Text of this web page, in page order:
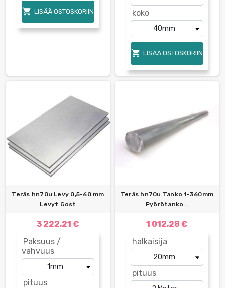
 LISÄÄ OSTOSKORIIN koko
 LISÄÄ OSTOSKORIIN
Teräs hn70u Levy 0,5-60 mm
Levyt Gost
3 222,21 €
Paksuus /
vahvuus
pituus
Teräs hn70u Tanko 1-360mm
Pyörötanko...
1 012,28 €
halkaisija
pituus